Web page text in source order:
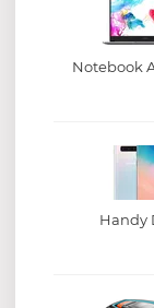
Notebook
Handy